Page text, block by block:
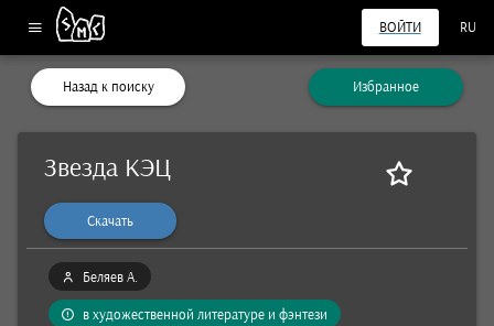
ВОЙТИ RU
Назад к поиску Избранное
Звезда КЭЦ
Скачать
Беляев А.
в художественной литературе и фэнтези